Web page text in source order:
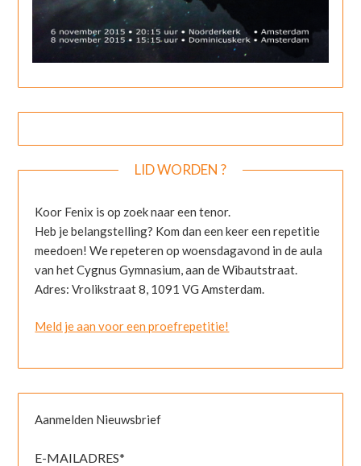
LID WORDEN ?
Koor Fenix is op zoek naar een tenor.
Heb je belangstelling? Kom dan een keer een repetitie
meedoen! We repeteren op woensdagavond in de aula
van het Cygnus Gymnasium, aan de Wibautstraat.
Adres: Vrolikstraat 8, 1091 VG Amsterdam.
Meld je aan voor een proefrepetitie!
Aanmelden Nieuwsbrief
E-MAILADRES*